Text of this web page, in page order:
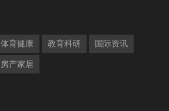
体育健康 教育科研 国际资讯
房产家居